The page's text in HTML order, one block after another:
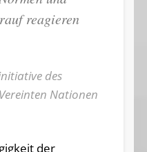
reagieren
des
Nationen
der